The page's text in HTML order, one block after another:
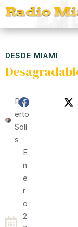
DESDE MIAMI
Rob
Erto
Solí
S
E
N
E
R
O
2